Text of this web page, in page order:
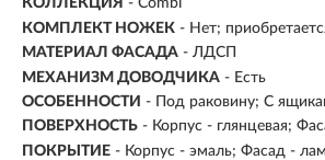
КОЛЛЕКЦИЯ - Combi
КОМПЛЕКТ НОЖЕК - Нет;
МАТЕРИАЛ ФАСАДА - ЛДСП
МЕХАНИЗМ ДОВОДЧИКА - Есть
ОСОБЕННОСТИ - Под раковину; С
ПОВЕРХНОСТЬ - Корпус - глянцевая;
ПОКРЫТИЕ - Корпус - эмаль; Фасад -